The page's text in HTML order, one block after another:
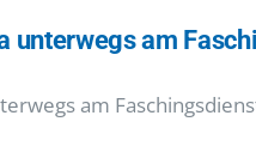
unterwegs am
am